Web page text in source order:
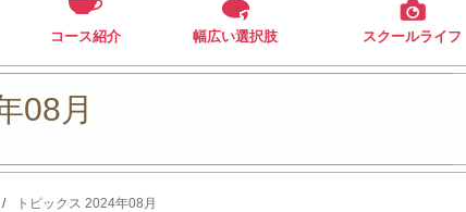
コース紹介 幅広い選択肢 スクールライフ
08月
/ トピックス 2024年08月